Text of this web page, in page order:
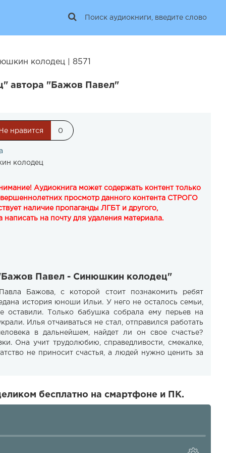
колодец | 8571
автора "Бажов Павел"
Не нравится 0
колодец
Аудиокнига может содержать контент только
просмотр данного контента СТРОГО
наличие пропаганды ЛГБТ и другого,
на почту для удаления материала.
"Бажов Павел - Синюшкин колодец"
Бажова, с которой стоит познакомить ребят
история юноши Ильи. У него не осталось семьи,
оставили. Только бабушка собрала ему перьев на
Илья отчаиваться не стал, отправился работать
в дальнейшем, найдет ли он свое счастье?
Она учит трудолюбию, справедливости, смекалке,
не приносит счастья, а людей нужно ценить за
бесплатно на смартфоне и ПК.